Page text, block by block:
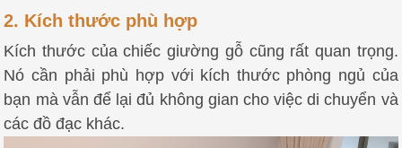
2. Kích thước phù hợp
Kích thước của chiếc giường gỗ cũng rất quan trọng.
Nó cần phải phù hợp với kích thước phòng ngủ của
bạn mà vẫn để lại đủ không gian cho việc di chuyển và
các đồ đạc khác.